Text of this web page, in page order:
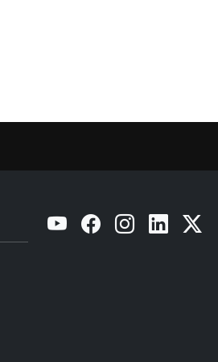
YouTube Facebook Instagram